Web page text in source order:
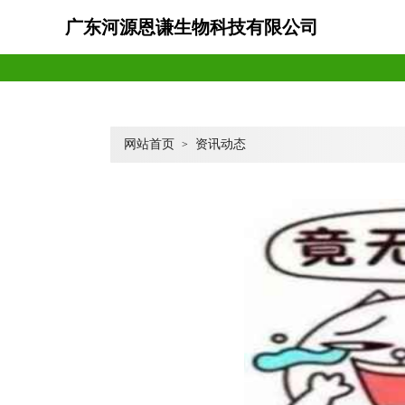
广东河源恩谦生物科技有限公司
网站首页 > 资讯动态